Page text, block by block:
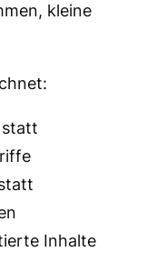
kleine
statt
Inhalte